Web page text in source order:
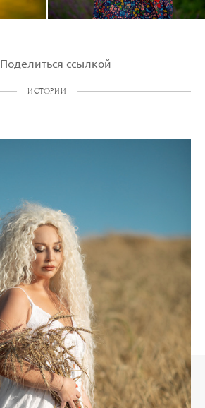
Поделиться ссылкой
ИСТОРИИ